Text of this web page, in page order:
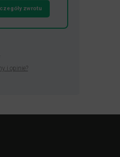
zwrotu
i opinie?